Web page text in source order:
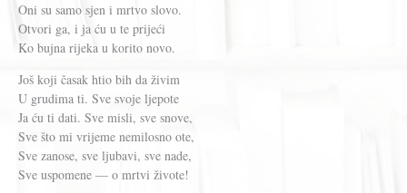
Oni su samo sjen i mrtvo slovo.
Otvori ga, i ja ću u te prijeći
Ko bujna rijeka u korito novo.
Još koji časak htio bih da živim
U grudima ti. Sve svoje ljepote
Ja ću ti dati. Sve misli, sve snove,
Sve što mi vrijeme nemilosno ote,
Sve zanose, sve ljubavi, sve nade,
Sve uspomene — o mrtvi živote!